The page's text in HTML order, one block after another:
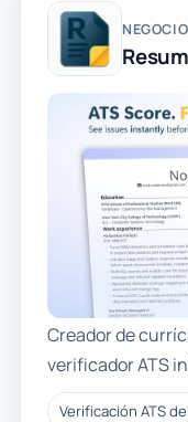
Creador de
verificador ATS
Verificación ATS